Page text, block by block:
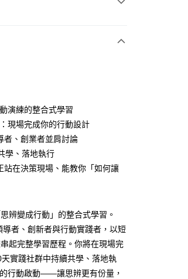
免運費
演練的整合式學習
現場完成你的行動設計
者、創業者並肩討論
學、落地執行
站在決策現場、能教你「如何讓
辨變成行動」的整合式學習。
者、創新者與行動實踐者，以短
起完整學習歷程。你將在現場完
實踐社群中持續共學、落地執
行動啟動——讓思辨更有份量，